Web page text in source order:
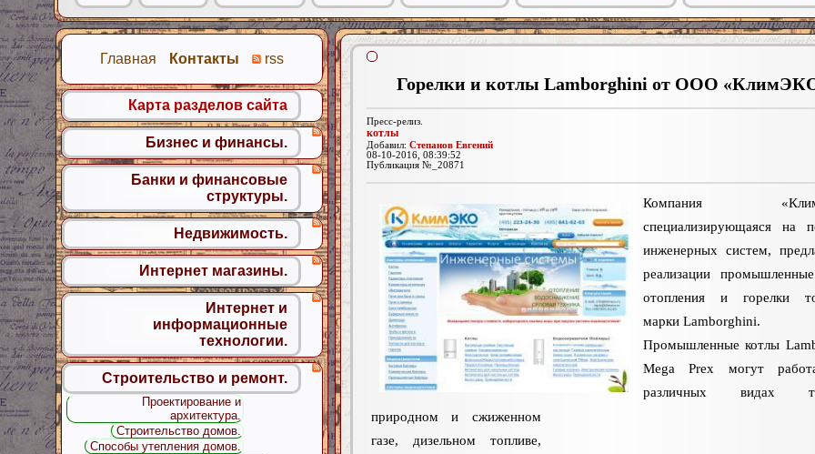
Горелки и котлы Lamborghini от ООО
Пресс-релиз.
котлы
Добавил: Степанов Евгений
08-10-2016, 08:39:52
Публикация №_20871
Компания
специализирующаяся на
инженерных систем,
реализации
отопления и горелки
марки Lamborghini.
Промышленные котлы
Mega Prex могут
различных видах
природном и сжиженном
газе, дизельном топливе,
Главная Контакты rss
Карта разделов сайта
Бизнес и финансы.
Банки и финансовые
структуры.
Недвижимость.
Интернет магазины.
Интернет и
информационные
технологии.
Строительство и ремонт.
Проектирование и
архитектура.
Строительство домов.
Способы утепления домов.